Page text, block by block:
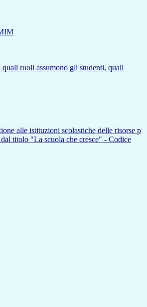
quali ruoli assumono gli studenti, quali
alle istituzioni scolastiche delle risorse p
titolo "La scuola che cresce" - Codice